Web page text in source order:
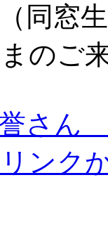
同窓
のご
さん
ンク